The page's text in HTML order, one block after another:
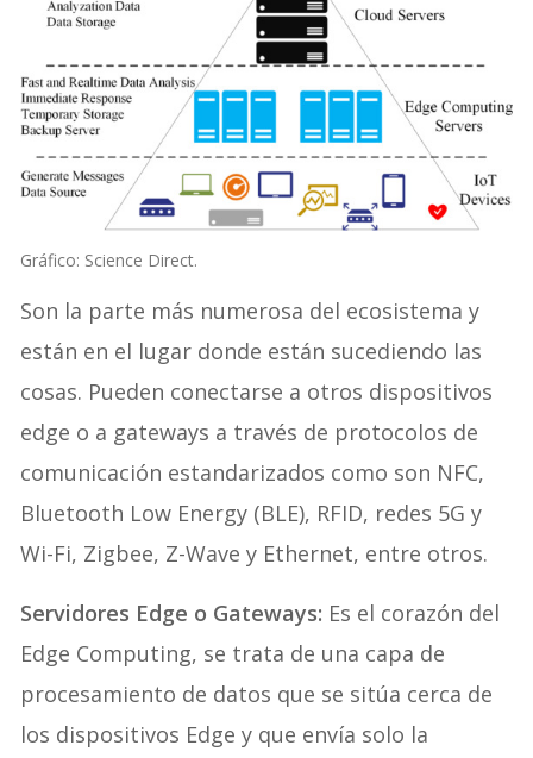
Son la parte más numerosa del ecosistema y
están en el lugar donde están sucediendo las
cosas. Pueden conectarse a otros dispositivos
edge o a gateways a través de protocolos de
comunicación estandarizados como son NFC,
Bluetooth Low Energy (BLE), RFID, redes 5G y
Servidores Edge o Gateways:
Es el corazón del
Edge Computing, se trata de una capa de
procesamiento de datos que se sitúa cerca de